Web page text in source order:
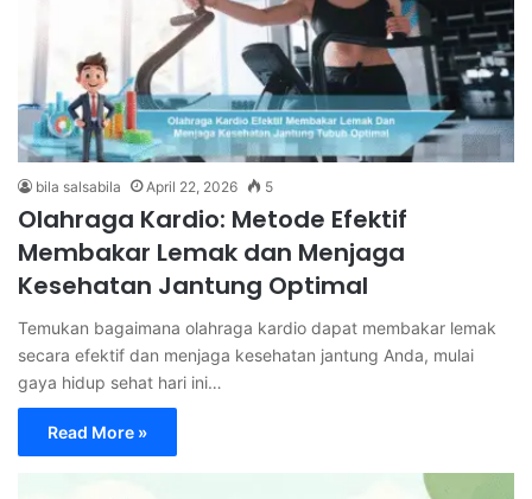
bila salsabila April 22, 2026 5
Olahraga Kardio: Metode Efektif
Membakar Lemak dan Menjaga
Kesehatan Jantung Optimal
Temukan bagaimana olahraga kardio dapat membakar lemak
secara efektif dan menjaga kesehatan jantung Anda, mulai
gaya hidup sehat hari ini…
Read More »